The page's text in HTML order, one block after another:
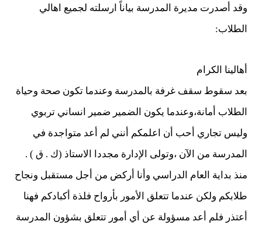
وقد أصدرت مديرة المدرسة بياناً ارسلته لجميع اهالي
الطلاب:
أهالينا الكرام
بعد سقوط سقف غرفة بالمدرسة وعندما تكون صحة وحياة
الطلاب أمانة،وعندما يكون الضمير ضمير انساني تربوي
وليس تجاري أحب أن اعلمكم أنني لم أعد متواجدة في
المدرسة من الآن ،وتولى الإدارة مجددا الاستاذ (ك . ق ) .
منذ بداية العام الدراسي وأنا أركض من أجل مستقبل ونجاح
طلابكم ولكن عندما تتعلق الأمور بأرواح فلذة أكبادكم فهنا
أعتذر فلم أعد مسؤولة عن أي أمور تتعلق بشؤون المدرسة